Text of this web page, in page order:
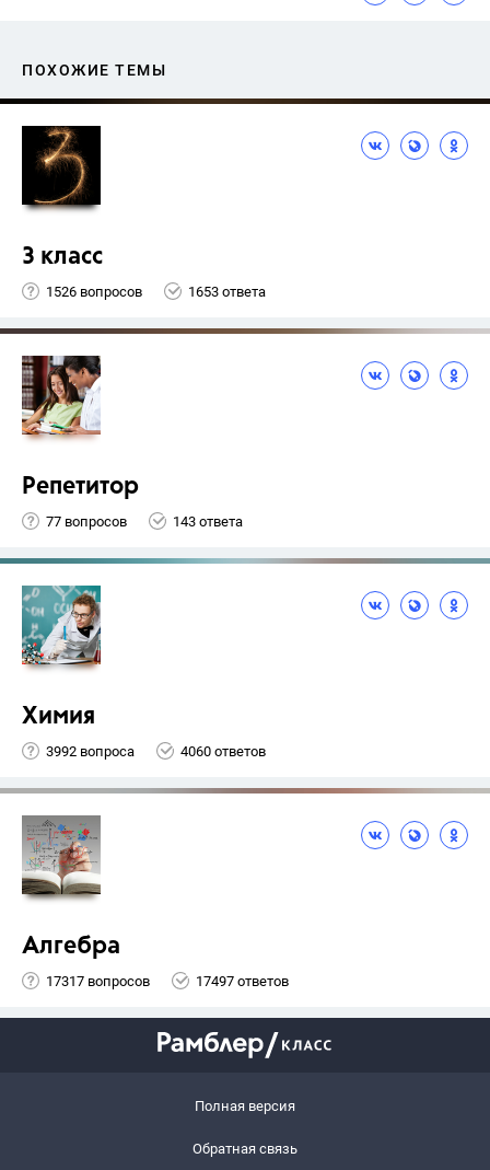
ПОХОЖИЕ ТЕМЫ
3 класс
1526 вопросов 1653 ответа
Репетитор
77 вопросов 143 ответа
Химия
3992 вопроса 4060 ответов
Алгебра
17317 вопросов 17497 ответов
Полная версия
Обратная связь